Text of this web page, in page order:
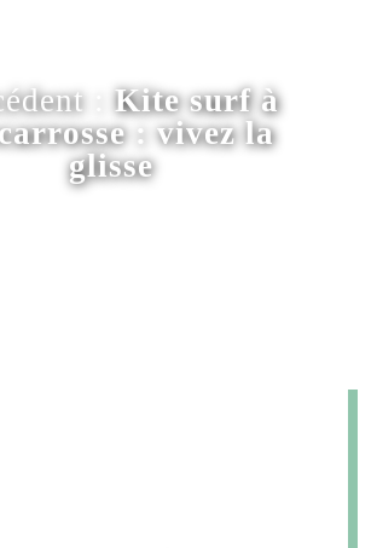
:Kite surf à
: vivez la
glisse